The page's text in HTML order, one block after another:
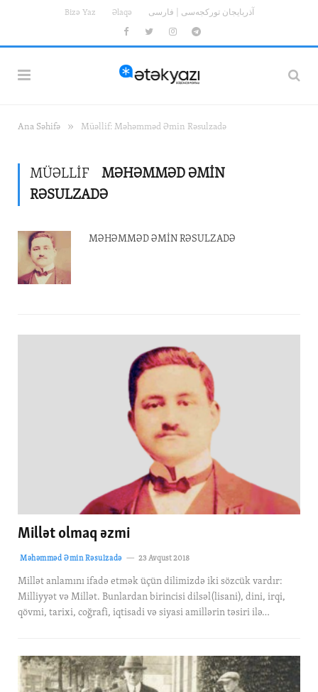
Bizə Yaz Əlaqə آذربایجان تورکجه‌سی | فارسی
FacebookTwitterInstagramTelegram
Ana Səhifə » Müəllif: Məhəmməd Əmin Rəsulzadə
MÜƏLLIF
MƏHƏMMƏD ƏMIN
RƏSULZADƏ
MƏHƏMMƏD ƏMIN RƏSULZADƏ
Millət olmaq əzmi
Məhəmməd Əmin Rəsulzadə 23 Avqust 2018
Millət anlamını ifadə etmək üçün dilimizdə iki sözcük vardır:
Milliyyət və Millət. Bunlardan birincisi dilsəl(lisani), dini, irqi,
qövmi, tarixi, coğrafi, iqtisadi və siyasi amillərin təsiri ilə…